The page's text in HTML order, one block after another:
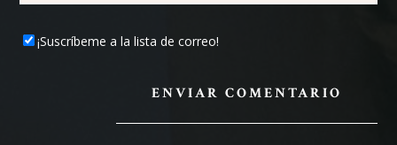
¡Suscríbeme a la lista de correo!
ENVIAR COMENTARIO